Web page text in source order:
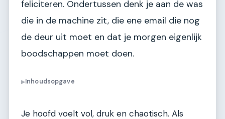
feliciteren. Ondertussen denk je aan de was
die in de machine zit, die ene email die nog
de deur uit moet en dat je morgen eigenlijk
boodschappen moet doen.
▶Inhoudsopgave
Je hoofd voelt vol, druk en chaotisch. Als